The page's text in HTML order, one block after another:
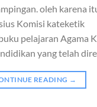
oleh karena
Komisi kateketik
pelajaran Agama
yang telah
READING →